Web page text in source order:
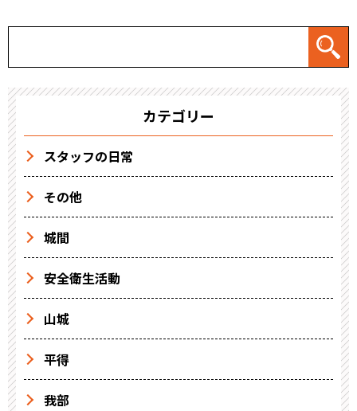
カテゴリー
スタッフの日常
その他
城間
安全衛生活動
山城
平得
我部